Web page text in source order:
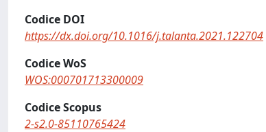
Codice DOI
https://dx.doi.org/10.1016/j.talanta.2021.122704
Codice WoS
WOS:000701713300009
Codice Scopus
2-s2.0-85110765424